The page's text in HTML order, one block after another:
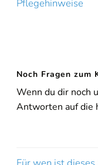
Pflegehinweise
Noch Fragen zum
Wenn du dir noch
Antworten auf die